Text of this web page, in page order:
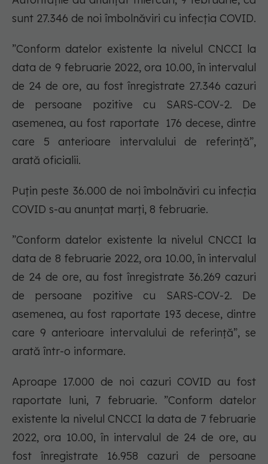
sunt 27.346 de noi îmbolnăviri cu infecția COVID.
”Conform datelor existente la nivelul CNCCI la
data de 9 februarie 2022, ora 10.00, în intervalul
de 24 de ore, au fost înregistrate 27.346 cazuri
de persoane pozitive cu SARS-COV-2. De
asemenea, au fost raportate 176 decese, dintre
care 5 anterioare intervalului de referință”,
arată oficialii.
Puțin peste 36.000 de noi îmbolnăviri cu infecția
COVID s-au anunțat marți, 8 februarie.
”Conform datelor existente la nivelul CNCCI la
data de 8 februarie 2022, ora 10.00, în intervalul
de 24 de ore, au fost înregistrate 36.269 cazuri
de persoane pozitive cu SARS-COV-2. De
asemenea, au fost raportate 193 decese, dintre
care 9 anterioare intervalului de referință”, se
arată într-o informare.
Aproape 17.000 de noi cazuri COVID au fost
raportate luni, 7 februarie. ”Conform datelor
existente la nivelul CNCCI la data de 7 februarie
2022, ora 10.00, în intervalul de 24 de ore, au
fost înregistrate 16.958 cazuri de persoane